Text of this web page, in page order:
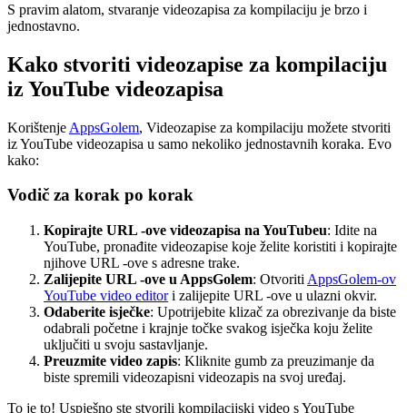
S pravim alatom, stvaranje videozapisa za kompilaciju je brzo i
jednostavno.
Kako stvoriti videozapise za kompilaciju
iz YouTube videozapisa
Korištenje AppsGolem, Videozapise za kompilaciju možete stvoriti
iz YouTube videozapisa u samo nekoliko jednostavnih koraka. Evo
kako:
Vodič za korak po korak
Kopirajte URL -ove videozapisa na YouTubeu: Idite na
YouTube, pronađite videozapise koje želite koristiti i kopirajte
njihove URL -ove s adresne trake.
Zalijepite URL -ove u AppsGolem: Otvoriti AppsGolem-ov
YouTube video editori zalijepite URL -ove u ulazni okvir.
Odaberite isječke: Upotrijebite klizač za obrezivanje da biste
odabrali početne i krajnje točke svakog isječka koju želite
uključiti u svoju sastavljanje.
Preuzmite video zapis: Kliknite gumb za preuzimanje da
biste spremili videozapisni videozapis na svoj uređaj.
To je to! Uspješno ste stvorili kompilacijski video s YouTube